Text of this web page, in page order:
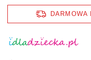
DARMOWA